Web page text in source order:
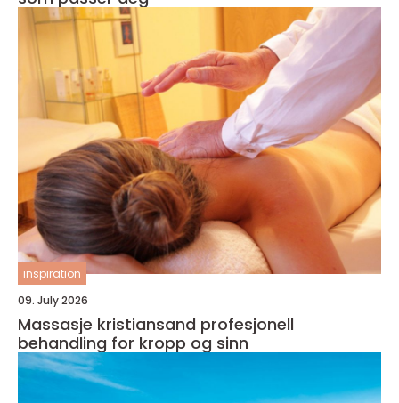
inspiration
09. July 2026
Massasje kristiansand profesjonell
behandling for kropp og sinn